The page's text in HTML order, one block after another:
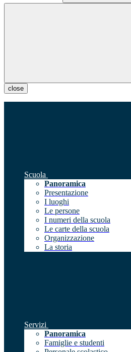
close
Scuola
Panoramica
Presentazione
I luoghi
Le persone
I numeri della scuola
Le carte della scuola
Organizzazione
La storia
Servizi
Panoramica
Famiglie e studenti